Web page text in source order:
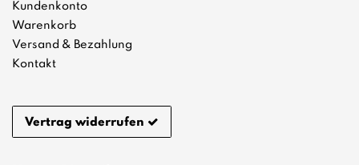
Kundenkonto
Warenkorb
Versand & Bezahlung
Kontakt
Vertrag widerrufen